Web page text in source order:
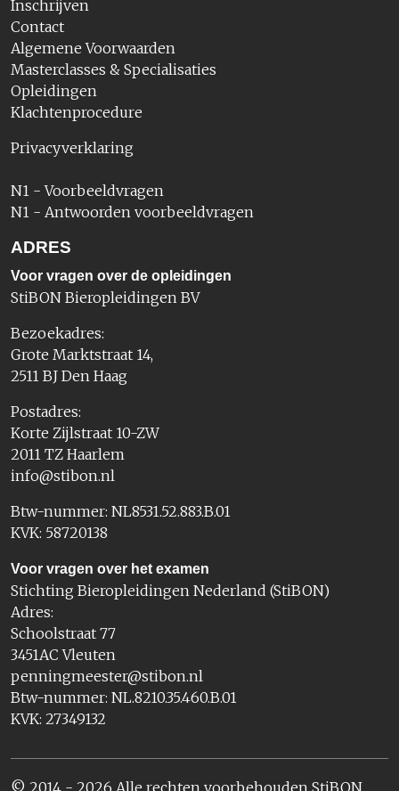
Inschrijven
Contact
Algemene Voorwaarden
Masterclasses & Specialisaties
Opleidingen
Klachtenprocedure
Privacyverklaring
N1 - Voorbeeldvragen
N1 - Antwoorden voorbeeldvragen
ADRES
Voor vragen over de opleidingen
StiBON Bieropleidingen BV
Bezoekadres:
Grote Marktstraat 14,
2511 BJ Den Haag
Postadres:
Korte Zijlstraat 10-ZW
2011 TZ Haarlem
info@stibon.nl
Btw-nummer: NL8531.52.883.B.01
KVK: 58720138
Voor vragen over het examen
Stichting Bieropleidingen Nederland (StiBON)
Adres:
Schoolstraat 77
3451AC Vleuten
penningmeester@stibon.nl
Btw-nummer: NL.8210.35.460.B.01
KVK: 27349132